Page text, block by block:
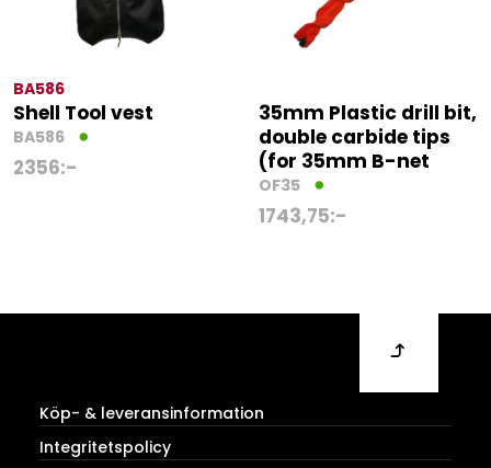
BA586
Shell Tool vest
BA586
2356:-
35mm Plastic drill bit,
double carbide tips
(for 35mm B-net
OF35
1743,75:-
Köp- & leveransinformation
Integritetspolicy